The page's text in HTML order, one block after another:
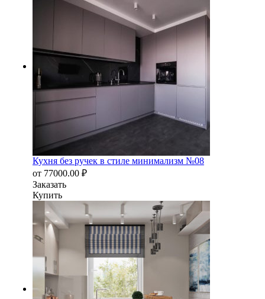
Кухня без ручек в стиле минимализм №08
от 77000.00 ₽
Заказать
Купить